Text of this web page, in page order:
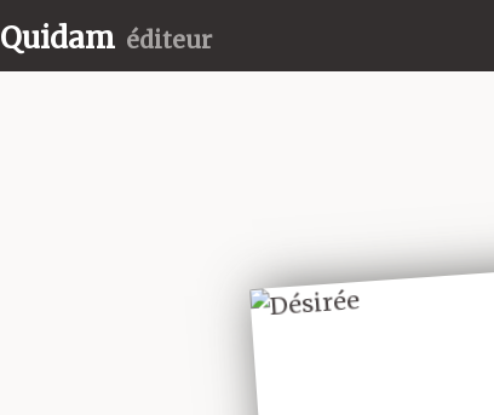
Quidam éditeur